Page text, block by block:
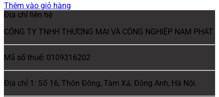
Thêm vào giỏ hàng
Địa chỉ liên hệ
CÔNG TY TNHH THƯƠNG MẠI VÀ CÔNG NGHIỆP NAM PHÁT
Mã số thuế: 0109316202
Địa chỉ 1: Số 16, Thôn Đông, Tàm Xá, Đông Anh, Hà Nội.